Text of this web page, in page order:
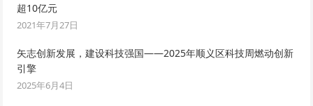
超10亿元
2021年7月27日
矢志创新发展，建设科技强国——2025年顺义区科技周燃动创新
引擎
2025年6月4日